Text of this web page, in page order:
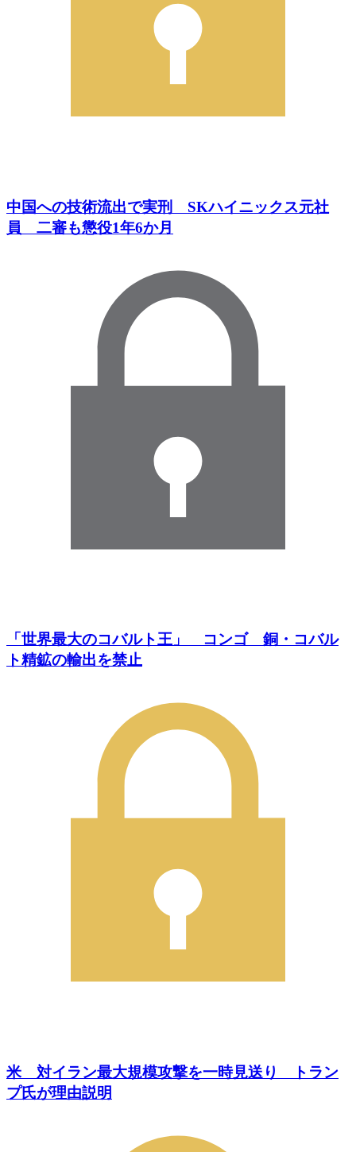
中国への技術流出で実刑 SKハイニックス元社
員 二審も懲役1年6か月
「世界最大のコバルト王」 コンゴ 銅・コバル
ト精鉱の輸出を禁止
米 対イラン最大規模攻撃を一時見送り トラン
プ氏が理由説明